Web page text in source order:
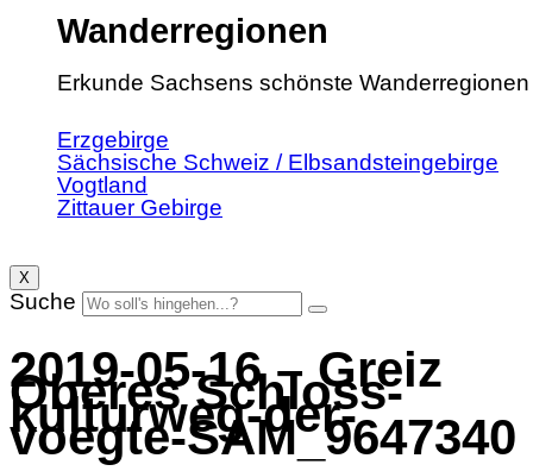
Wanderregionen
Erkunde Sachsens schönste Wanderregionen
Erzgebirge
Sächsische Schweiz / Elbsandsteingebirge
Vogtland
Zittauer Gebirge
X
Suche
2019-05-16 – Greiz
Oberes Schloss-
kulturweg-der-
voegte-SAM_9647340